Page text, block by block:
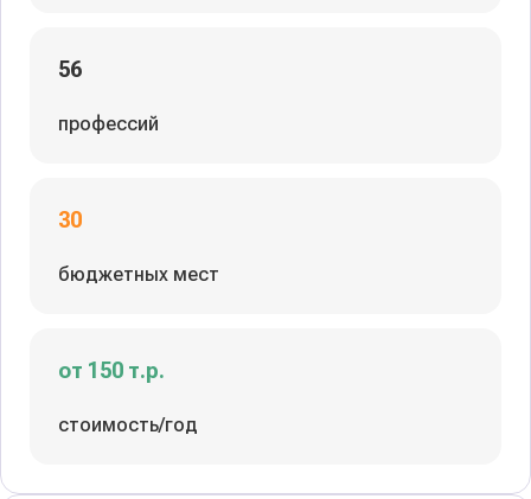
56
профессий
30
бюджетных мест
от 150 т.р.
стоимость/год